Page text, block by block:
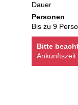
Dauer
Personen
Bis zu 9
Bitte
Ankunftszeit